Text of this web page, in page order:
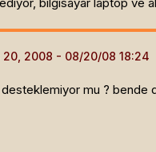
ediyor, bilgisayar laptop ve
20, 2008
mu ? bende